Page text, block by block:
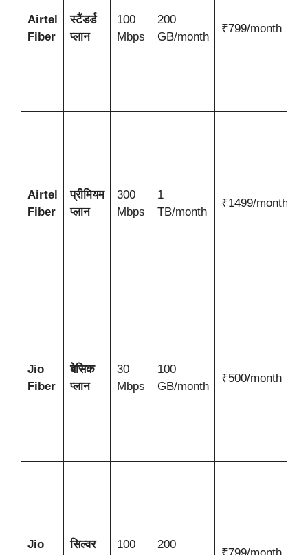
Airtel
Fiber
स्टैंडर्ड
प्लान
100
Mbps
200
GB/month
₹799/month
Airtel
Fiber
प्रीमियम
प्लान
300
Mbps
1
TB/month
₹1499/month
Jio
Fiber
बेसिक
प्लान
30
Mbps
100
GB/month
₹500/month
Jio सिल्वर 100 200